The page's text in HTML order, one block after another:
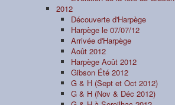
2012
Découverte d'Harpège
Harpège le 07/07/12
Arrivée d'Harpège
Août 2012
Harpège Août 2012
Gibson Été 2012
G & H (Sept et Oct 2012)
G & H (Nov & Déc 2012)